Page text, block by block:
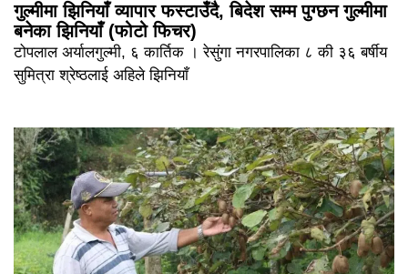
गुल्मीमा झिनियाँ व्यापार फस्टाउँदै, बिदेश सम्म पुग्छन गुल्मीमा
बनेका झिनियाँ (फोटो फिचर)
टोपलाल अर्यालगुल्मी, ६ कार्तिक । रेसुंगा नगरपालिका ८ की ३६ बर्षीय
सुमित्रा श्रेष्ठलाई अहिले झिनियाँ